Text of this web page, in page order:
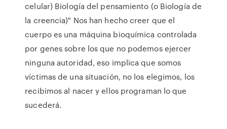
celular) Biología del pensamiento (o Biología de
la creencia)" Nos han hecho creer que el
cuerpo es una máquina bioquímica controlada
por genes sobre los que no podemos ejercer
ninguna autoridad, eso implica que somos
víctimas de una situación, no los elegimos, los
recibimos al nacer y ellos programan lo que
sucederá.